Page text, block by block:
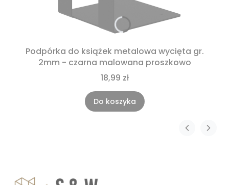
Podpórka do książek metalowa wycięta gr.
2mm - czarna malowana proszkowo
18,99 zł
Do koszyka